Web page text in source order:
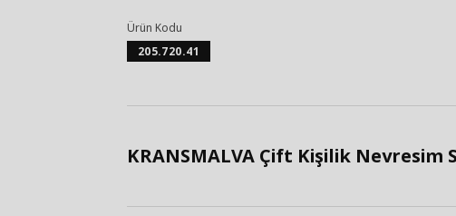
Ürün Kodu
205.720.41
KRANSMALVA Çift Kişilik Nevresim